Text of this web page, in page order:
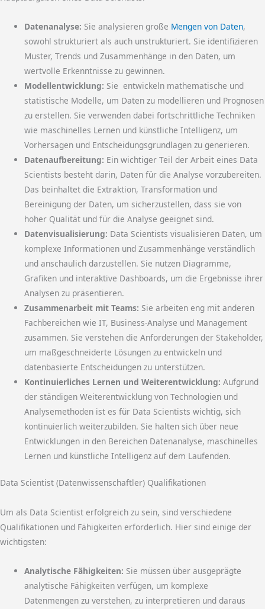
Datenanalyse: Sie analysieren große Mengen von Daten,
sowohl strukturiert als auch unstrukturiert. Sie identifizieren
Muster, Trends und Zusammenhänge in den Daten, um
wertvolle Erkenntnisse zu gewinnen.
Modellentwicklung: Sie entwickeln mathematische und
statistische Modelle, um Daten zu modellieren und Prognosen
zu erstellen. Sie verwenden dabei fortschrittliche Techniken
wie maschinelles Lernen und künstliche Intelligenz, um
Vorhersagen und Entscheidungsgrundlagen zu generieren.
Datenaufbereitung: Ein wichtiger Teil der Arbeit eines Data
Scientists besteht darin, Daten für die Analyse vorzubereiten.
Das beinhaltet die Extraktion, Transformation und
Bereinigung der Daten, um sicherzustellen, dass sie von
hoher Qualität und für die Analyse geeignet sind.
Datenvisualisierung: Data Scientists visualisieren Daten, um
komplexe Informationen und Zusammenhänge verständlich
und anschaulich darzustellen. Sie nutzen Diagramme,
Grafiken und interaktive Dashboards, um die Ergebnisse ihrer
Analysen zu präsentieren.
Zusammenarbeit mit Teams: Sie arbeiten eng mit anderen
Fachbereichen wie IT, Business-Analyse und Management
zusammen. Sie verstehen die Anforderungen der Stakeholder,
um maßgeschneiderte Lösungen zu entwickeln und
datenbasierte Entscheidungen zu unterstützen.
Kontinuierliches Lernen und Weiterentwicklung: Aufgrund
der ständigen Weiterentwicklung von Technologien und
Analysemethoden ist es für Data Scientists wichtig, sich
kontinuierlich weiterzubilden. Sie halten sich über neue
Entwicklungen in den Bereichen Datenanalyse, maschinelles
Lernen und künstliche Intelligenz auf dem Laufenden.
Data Scientist (Datenwissenschaftler) Qualifikationen
Um als Data Scientist erfolgreich zu sein, sind verschiedene
Qualifikationen und Fähigkeiten erforderlich. Hier sind einige der
wichtigsten:
Analytische Fähigkeiten: Sie müssen über ausgeprägte
analytische Fähigkeiten verfügen, um komplexe
Datenmengen zu verstehen, zu interpretieren und daraus